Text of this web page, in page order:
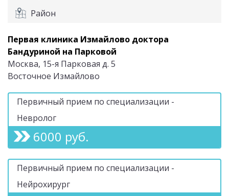
Район
Первая клиника Измайлово доктора
Бандуриной на Парковой
Москва, 15-я Парковая д. 5
Восточное Измайлово
Первичный прием по специализации -
Невролог
6000 руб.
Первичный прием по специализации -
Нейрохирург